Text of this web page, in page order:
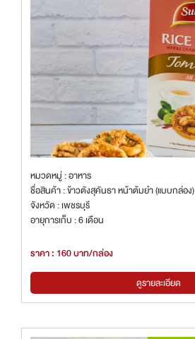
หมวดหมู่ : อาหาร
ชื่อสินค้า : ข้าวตังสุคันธา หน้าต้มยำ (แบบกล่อง)
จังหวัด : เพชรบุรี
อายุการเก็บ : 6 เดือน
ราคา : 160 บาท/กล่อง
ดูรายละเอียด